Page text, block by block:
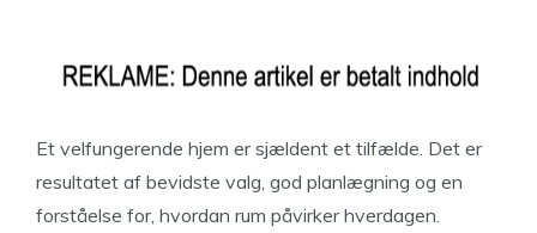
Et velfungerende hjem er sjældent et tilfælde. Det er
resultatet af bevidste valg, god planlægning og en
forståelse for, hvordan rum påvirker hverdagen.